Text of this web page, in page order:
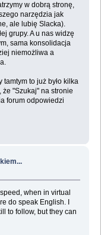
w dobrą stronę,
narzędzia jak
ale lubię Slacka).
grupy. A u nas widzę
sama konsolidacja
niemożliwa a
tamtym to już było kilka
że "Szukaj" na stronie
forum odpowiedzi
when in virtual
do speak English. I
to follow, but they can